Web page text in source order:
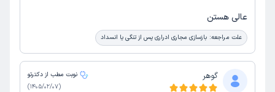
عالی هستن
علت مراجعه: بازسازی مجاری ادراری پس از تنگی یا انسداد
گوهر
نوبت مطب از دکترتو
(
1405/02/07
)